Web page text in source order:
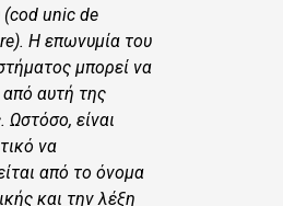
unic de
Η επωνυμία του
μπορεί να
από αυτή της
Ωστόσο, είναι
να
από το όνομα
και την λέξη